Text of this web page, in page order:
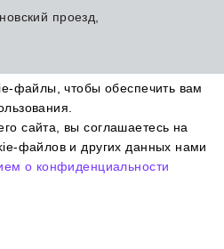
проезд,
этикетки
файлы, чтобы обеспечить вам
сайта, вы соглашаетесь на
файлов и других данных нами
о конфиденциальности